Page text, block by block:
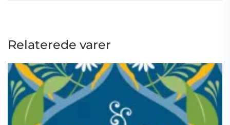
Relaterede varer